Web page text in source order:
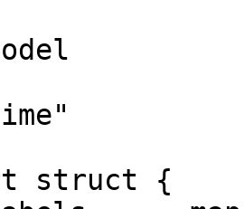
struct {